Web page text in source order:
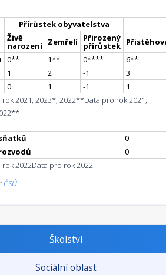
Přírůstek obyvatelstva
Živě
narození Zemřelí Přirozený
přírůstek
0** 1** 0**** 6**
1 2 -1
3
0 1 -1
1
rok 2021, 2023*, 2022**Data pro rok 2021,
0
0
rok 2022Data pro rok 2022
ČSÚ
Školství
Sociální oblast